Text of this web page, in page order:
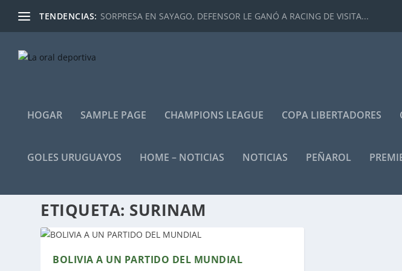
TENDENCIAS: SORPRESA EN SAYAGO, DEFENSOR LE GANÓ A RACING DE VISITA...
HOGAR SAMPLE PAGE CHAMPIONS LEAGUE COPA LIBERTADORES
GOLES URUGUAYOS HOME – NOTICIAS NOTICIAS PEÑAROL
ETIQUETA: SURINAM
BOLIVIA A UN PARTIDO DEL MUNDIAL